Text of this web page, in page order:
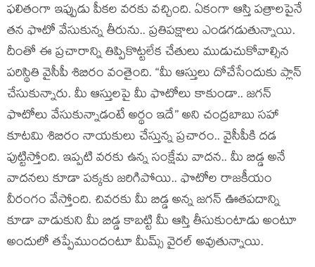
ఫ‌లితంగా ఇప్పుడు పీక‌ల వ‌ర‌కు వ‌చ్చింది. ఏకంగా ఆస్తి ప‌త్రాల‌పైనే
త‌న ఫొటో వేసుకున్న తీరును.. ప్ర‌తిప‌క్షాలు ఎండగడుతున్నాయి.
దీంతో ఈ ప్రచారాన్ని తిప్పికొట్టలేక చేతులు ముడుచుకోవాల్సిన
ప‌రిస్థితి వైసీపీ శిబిరం వంతైంది. “మీ ఆస్తులు దోచేసేందుకు ప్లాన్
చేసుకున్నారు. మీ ఆస్తుల‌పై మీ ఫొటోలు కాకుండా.. జ‌గ‌న్
ఫొటోలు వేసుకున్నాడంటే అర్థం ఇదే” అని చంద్ర‌బాబు స‌హా
కూట‌మి శిబిరం నాయ‌కులు చేస్తున్న ప్ర‌చారం.. వైసీపీకి ద‌డ
పుట్టిస్తోంది. ఇప్ప‌టి వ‌ర‌కు ఉన్న సంక్షేమ వాద‌న‌.. మీ బిడ్డ అనే
వాద‌న‌లు కూడా ప‌క్క‌కు జ‌రిగిపోయి.. ఫొటోల రాజ‌కీయం
వీరంగం వేస్తోంది. చివరకు మీ బిడ్డ అన్న జగన్ ఊతపదాన్ని
కూడా వాడుకుని మీ బిడ్డ కాబట్టి మీ ఆస్తి తీసుకుంటాడు అంటూ
అందులో తప్పేముందంటూ మీమ్స్ వైరల్ అవుతున్నాయి.